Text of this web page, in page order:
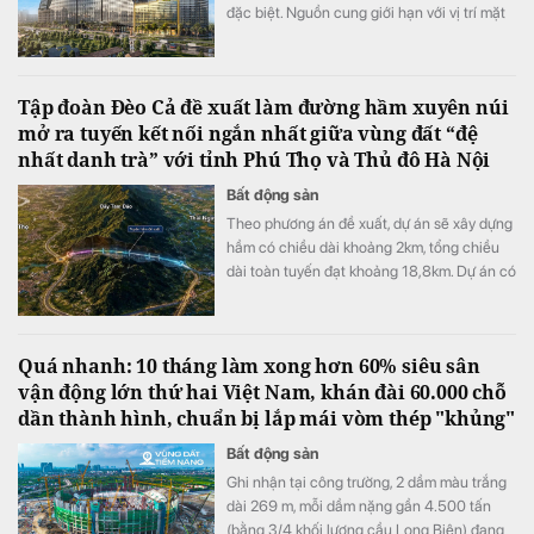
đặc biệt. Nguồn cung giới hạn với vị trí mặt
căn hộ cao cấp khu Nam TP.HCM.
Tập đoàn Đèo Cả đề xuất làm đường hầm xuyên núi
mở ra tuyến kết nối ngắn nhất giữa vùng đất “đệ
nhất danh trà” với tỉnh Phú Thọ và Thủ đô Hà Nội
Bất động sản
Theo phương án đề xuất, dự án sẽ xây dựng
hầm có chiều dài khoảng 2km, tổng chiều
dài toàn tuyến đạt khoảng 18,8km. Dự án có
Quá nhanh: 10 tháng làm xong hơn 60% siêu sân
vận động lớn thứ hai Việt Nam, khán đài 60.000 chỗ
dần thành hình, chuẩn bị lắp mái vòm thép "khủng"
Bất động sản
Ghi nhận tại công trường, 2 dầm màu trắng
dài 269 m, mỗi dầm nặng gần 4.500 tấn
(bằng 3/4 khối lượng cầu Long Biên) đang